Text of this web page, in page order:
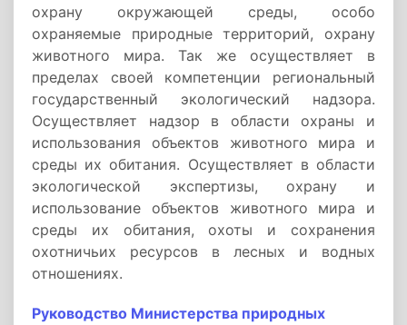
охрану окружающей среды, особо
охраняемые природные территорий, охрану
животного мира. Так же осуществляет в
пределах своей компетенции региональный
государственный экологический надзора.
Осуществляет надзор в области охраны и
использования объектов животного мира и
среды их обитания. Осуществляет в области
экологической экспертизы, охрану и
использование объектов животного мира и
среды их обитания, охоты и сохранения
охотничьих ресурсов в лесных и водных
отношениях.
Руководство Министерства природных